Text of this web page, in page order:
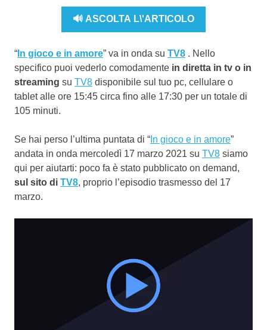
🔊 ASCOLTA L\'ARTICOLO
“ In gioco e in amore” va in onda su TV8 . Nello
specifico puoi vederlo comodamente in diretta in tv o in
streaming su TV8 disponibile sul tuo pc, cellulare o
tablet alle ore 15:45 circa fino alle 17:30 per un totale di
105 minuti.
Se hai perso l’ultima puntata di “ In gioco e in amore”
andata in onda mercoledì 17 marzo 2021 su TV8 siamo
qui per aiutarti: poco fa è stato pubblicato on demand,
sul sito di TV8, proprio l’episodio trasmesso del 17
marzo.